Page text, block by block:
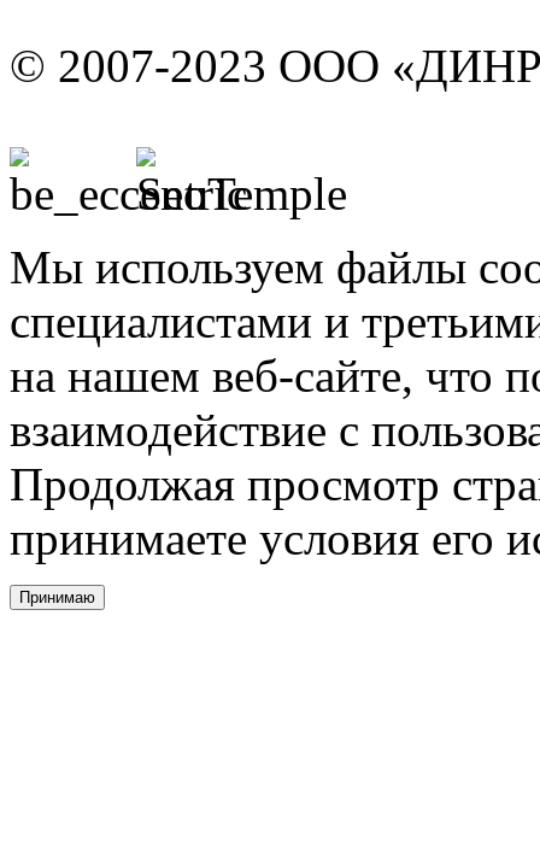
© 2007-2023 ООО
Мы используем файлы
специалистами и
на нашем веб-сайте, что
взаимодействие с
Продолжая просмотр
принимаете условия его
Принимаю